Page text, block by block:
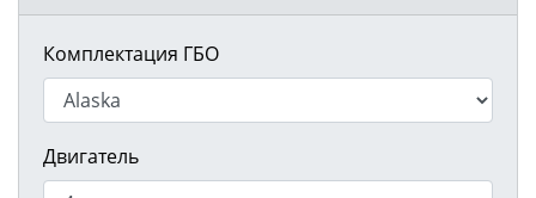
Комплектация ГБО
Двигатель